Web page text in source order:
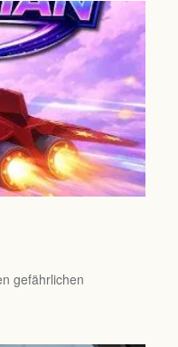
gefährlichen